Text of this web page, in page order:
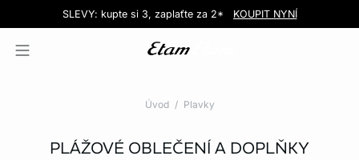
Doručení do obchodu zdarma!
SLEVY: kupte si 3, zaplaťte za 2* KOUPIT NYNÍ
Love EDIT: podprsenka + kalhotky za 999 KčKOUPIT NYNÍ
Úvod Plavky
PLÁŽOVÉ OBLEČENÍ A DOPLŇKY